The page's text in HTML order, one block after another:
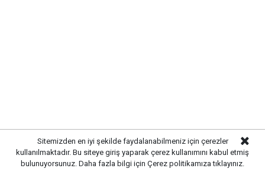
Sitemizden en iyi şekilde faydalanabilmeniz için çerezler
kullanılmaktadır. Bu siteye giriş yaparak çerez kullanımını kabul etmiş
bulunuyorsunuz. Daha fazla bilgi için Çerez politikamıza tıklayınız.